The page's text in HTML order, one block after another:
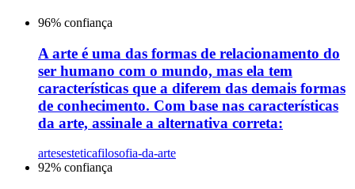
96% confiança
A arte é uma das formas de relacionamento do
ser humano com o mundo, mas ela tem
características que a diferem das demais formas
de conhecimento. Com base nas características
da arte, assinale a alternativa correta:
artesesteticafilosofia-da-arte
92% confiança